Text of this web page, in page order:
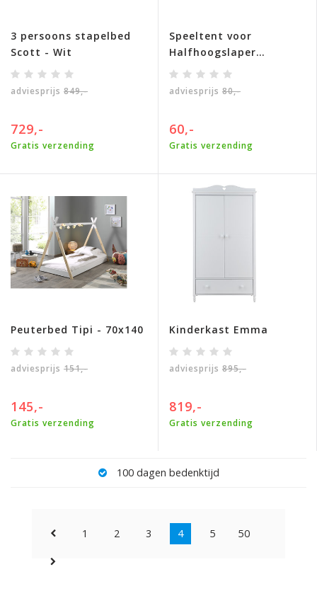
3 persoons stapelbed
Scott - Wit
adviesprijs 849,-
729,-
Gratis verzending
Speeltent voor
Halfhoogslaper
Charlotte
adviesprijs 80,-
60,-
Gratis verzending
Peuterbed Tipi - 70x140
adviesprijs 151,-
145,-
Gratis verzending
Kinderkast Emma
adviesprijs 895,-
819,-
Gratis verzending
100 dagen bedenktijd
1 2 3 4 5 50